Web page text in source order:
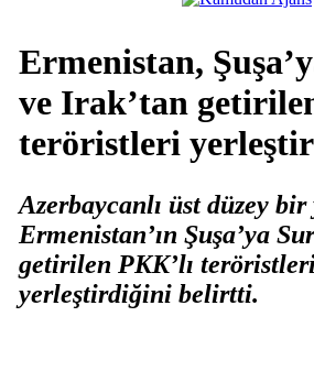
Ermenistan,
ve Irak’tan
teröristleri
Azerbaycanlı üst düzey
Ermenistan’ın Şuşa’ya
getirilen PKK’lı
yerleştirdiğini belirtti.